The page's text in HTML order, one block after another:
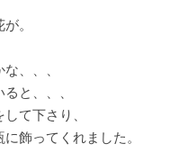
。
、、、
と、、、
て下さり、
飾ってくれました。